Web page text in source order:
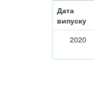
Дата
випуску
2020